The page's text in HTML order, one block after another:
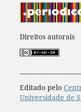
Direitos autorais
Editado pelo
Universidade de